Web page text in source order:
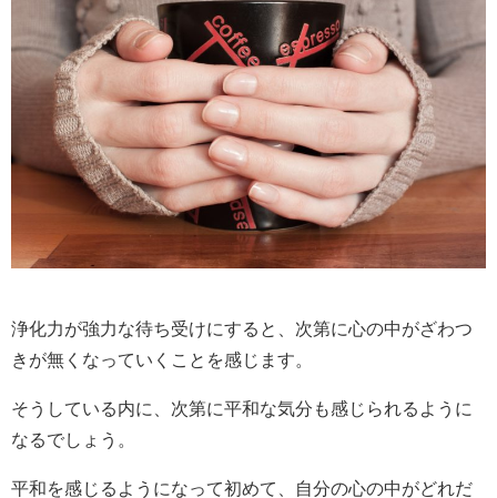
浄化力が強力な待ち受けにすると、次第に心の中がざわつ
きが無くなっていくことを感じます。
そうしている内に、次第に平和な気分も感じられるように
なるでしょう。
平和を感じるようになって初めて、自分の心の中がどれだ